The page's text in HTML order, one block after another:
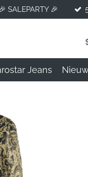
SALEPARTY 🎉
Jeans